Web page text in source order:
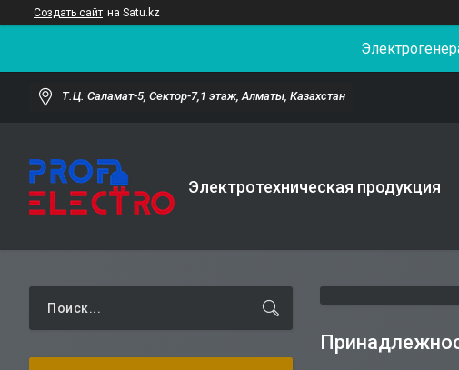
Создать сайт на Satu.kz
Т.Ц. Саламат-5, Cектор-7,1 этаж, Алматы, Казахстан
Электротехническая продукция